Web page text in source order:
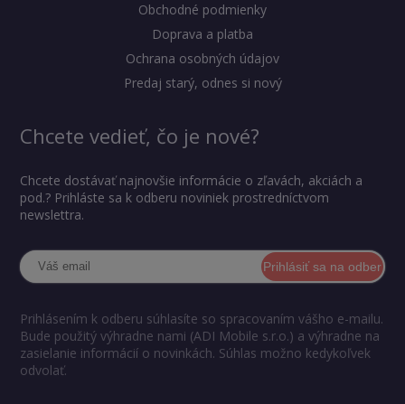
Obchodné podmienky
Doprava a platba
Ochrana osobných údajov
Predaj starý, odnes si nový
Chcete vedieť, čo je nové?
Chcete dostávať najnovšie informácie o zľavách, akciách a
pod.? Prihláste sa k odberu noviniek prostredníctvom
newslettra.
Prihlásiť sa na odber
Prihlásením k odberu súhlasíte so spracovaním vášho e-mailu.
Bude použitý výhradne nami (ADI Mobile s.r.o.) a výhradne na
zasielanie informácií o novinkách. Súhlas možno kedykoľvek
odvolať.